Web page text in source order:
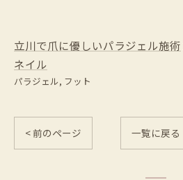
立川で爪に優しいパラジェル施術
ネイル
パラジェル フット
< 前のページ 一覧に戻る